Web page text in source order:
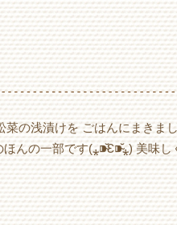
の浅漬けを ごはんにまきま
んの一部です(⁎⁍̴̆Ɛ⁍̴̆⁎) 美味し